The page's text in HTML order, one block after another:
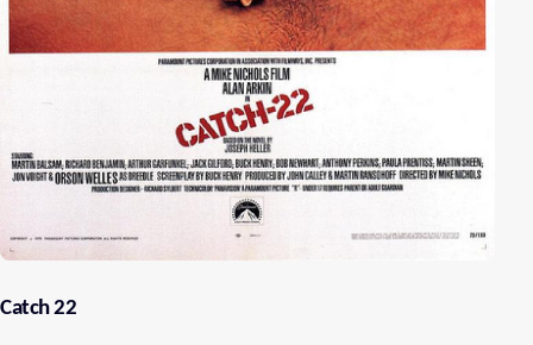
Catch 22